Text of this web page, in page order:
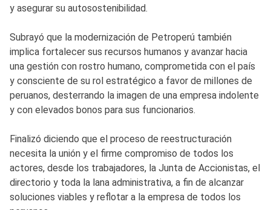
y asegurar su autosostenibilidad.
Subrayó que la modernización de Petroperú también
implica fortalecer sus recursos humanos y avanzar hacia
una gestión con rostro humano, comprometida con el país
y consciente de su rol estratégico a favor de millones de
peruanos, desterrando la imagen de una empresa indolente
y con elevados bonos para sus funcionarios.
Finalizó diciendo que el proceso de reestructuración
necesita la unión y el firme compromiso de todos los
actores, desde los trabajadores, la Junta de Accionistas, el
directorio y toda la lana administrativa, a fin de alcanzar
soluciones viables y reflotar a la empresa de todos los